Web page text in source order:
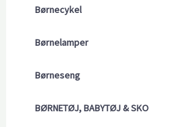
Børnecykel
Børnelamper
Børneseng
BØRNETØJ, BABYTØJ & SKO